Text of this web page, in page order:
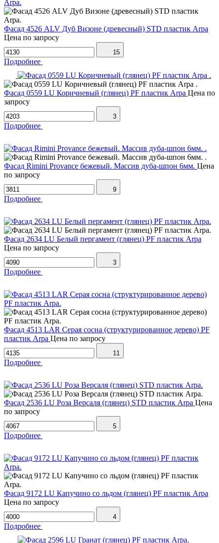
Фасад 4526 ALV Дуб Визоне (древесный) STD пластик Arpa
Цена по запросу
15
Подробнее
Фасад 0559 LU Коричневый (глянец) PF пластик Arpa Цена по
запросу
3
Подробнее
Фасад Rimini Provance бежевый. Массив дуба-шпон 6мм. Цена
по запросу
9
Подробнее
Фасад 2634 LU Белый пергамент (глянец) PF пластик Arpa
Цена по запросу
3
Подробнее
Фасад 4513 LAR Серая сосна (структурированное дерево) PF
пластик Arpa Цена по запросу
11
Подробнее
Фасад 2536 LU Роза Версаля (глянец) STD пластик Arpa Цена
по запросу
5
Подробнее
Фасад 9172 LU Капучино со льдом (глянец) PF пластик Arpa
Цена по запросу
4
Подробнее